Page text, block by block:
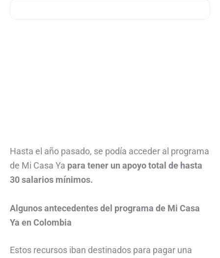
Hasta el año pasado, se podía acceder al programa
de Mi Casa Ya para tener un apoyo total de hasta
30 salarios mínimos.
Algunos antecedentes del programa de Mi Casa
Ya en Colombia
Estos recursos iban destinados para pagar una